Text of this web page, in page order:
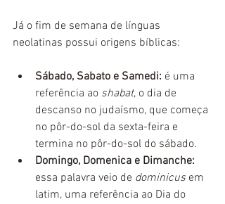
Já o fim de semana de línguas
neolatinas possui origens bíblicas:
Sábado, Sabato e Samedi: é uma
referência ao shabat, o dia de
descanso no judaísmo, que começa
no pôr-do-sol da sexta-feira e
termina no pôr-do-sol do sábado.
Domingo, Domenica e Dimanche:
essa palavra veio de dominicus em
latim, uma referência ao Dia do